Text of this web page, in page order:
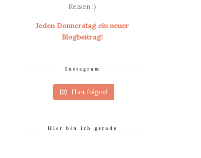
Reisen :)
Jeden Donnerstag ein neuer
Blogbeitrag!
Instagram
Hier folgen!
Hier bin ich gerade